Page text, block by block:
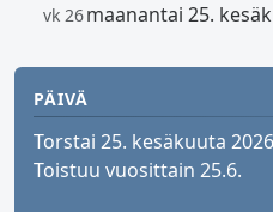
vk 26maanantai 25.
PÄIVÄ
Torstai 25. kesäkuuta 2026
Toistuu vuosittain 25.6.